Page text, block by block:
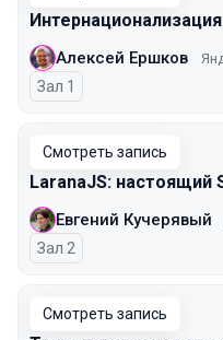
Алексей Ершков
Зал 1
Смотреть запись
LaranaJS: настоящий
Евгений Кучерявый
Зал 2
Смотреть запись